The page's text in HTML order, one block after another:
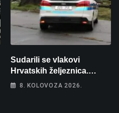
Sudarili se vlakovi
Hrvatskih željeznica.
Šestero osoba teško
8. KOLOVOZA 2026.